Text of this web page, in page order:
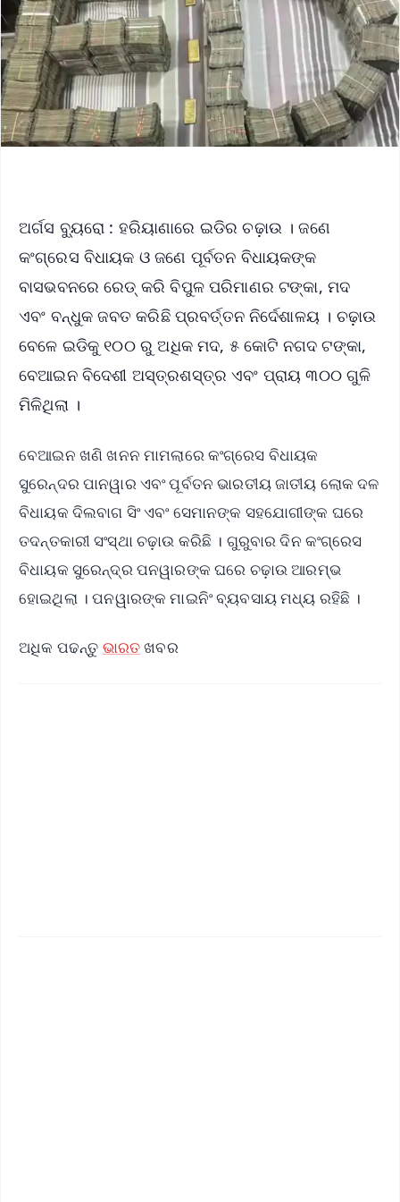
ଅର୍ଗସ ବ୍ୟୁରୋ : ହରିୟାଣାରେ ଇଡିର ଚଢ଼ାଉ । ଜଣେ
କଂଗ୍ରେସ ବିଧାୟକ ଓ ଜଣେ ପୂର୍ବତନ ବିଧାୟକଙ୍କ
ବାସଭବନରେ ରେଡ୍ କରି ବିପୁଳ ପରିମାଣର ଟଙ୍କା, ମଦ
ଏବଂ ବନ୍ଧୁକ ଜବତ କରିଛି ପ୍ରବର୍ତ୍ତନ ନିର୍ଦେଶାଳୟ । ଚଢ଼ାଉ
ବେଳେ ଇଡିକୁ ୧୦୦ ରୁ ଅଧିକ ମଦ, ୫ କୋଟି ନଗଦ ଟଙ୍କା,
ବେଆଇନ ବିଦେଶୀ ଅସ୍ତ୍ରଶସ୍ତ୍ର ଏବଂ ପ୍ରାୟ ୩୦୦ ଗୁଳି
ମିଳିଥିଲା ।
ବେଆଇନ ଖଣି ଖନନ ମାମଲାରେ କଂଗ୍ରେସ ବିଧାୟକ
ସୁରେନ୍ଦର ପାନୱାର ଏବଂ ପୂର୍ବତନ ଭାରତୀୟ ଜାତୀୟ ଲୋକ ଦଳ
ବିଧାୟକ ଦିଲବାଗ ସିଂ ଏବଂ ସେମାନଙ୍କ ସହଯୋଗୀଙ୍କ ଘରେ
ତଦନ୍ତକାରୀ ସଂସ୍ଥା ଚଢ଼ାଉ କରିଛି । ଗୁରୁବାର ଦିନ କଂଗ୍ରେସ
ବିଧାୟକ ସୁରେନ୍ଦ୍ର ପନୱାରଙ୍କ ଘରେ ଚଢ଼ାଉ ଆରମ୍ଭ
ହୋଇଥିଲା । ପନୱାରଙ୍କ ମାଇନିଂ ବ୍ୟବସାୟ ମଧ୍ୟ ରହିଛି ।
ଅଧିକ ପଢନ୍ତୁ ଭାରତଖବର